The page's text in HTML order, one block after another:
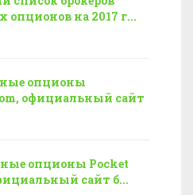
опционов на 2017 г...
опционы
официальный сайт
опционы Pocket
сайт б...